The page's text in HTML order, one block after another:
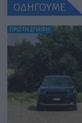
ΟΔΗΓΟΥΜΕ
ΠΡΩΤΗ ΕΠΑΦΗ